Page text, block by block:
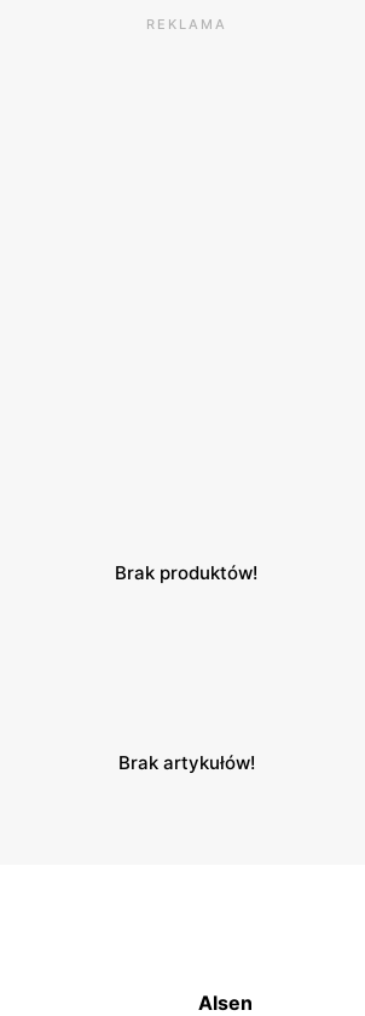
REKLAMA
Brak produktów!
Brak artykułów!
Alsen